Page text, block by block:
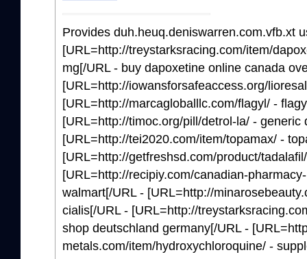
Provides duh.heuq.deniswarren.com.vfb.xt
[URL=http://treystarksracing.com/item/
mg[/URL - buy dapoxetine online canada
[URL=http://iowansforsafeaccess.org/
[URL=http://marcagloballlc.com/flagyl/ -
[URL=http://timoc.org/pill/detrol-la/ - generic
[URL=http://tei2020.com/item/topamax/ -
[URL=http://getfreshsd.com/product/
[URL=http://recipiy.com/canadian-
walmart[/URL - [URL=http://
cialis[/URL - [URL=http://
shop deutschland germany[/URL -
metals.com/item/hydroxychloroquine/ -